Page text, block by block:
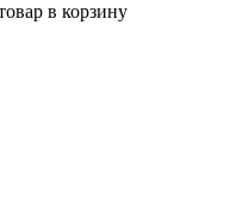
в корзину